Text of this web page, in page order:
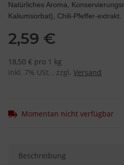
Natürliches Aroma,
Kaliumsorbat), Chili-Pfeffer-extrakt.
2,59 €
18,50 € pro 1 kg
inkl. 7% USt. , zzgl. Versand
Momentan nicht verfügbar
Beschreibung